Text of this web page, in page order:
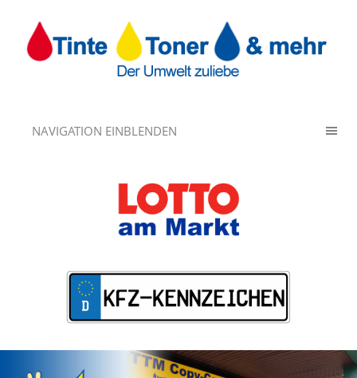
NAVIGATION EINBLENDEN